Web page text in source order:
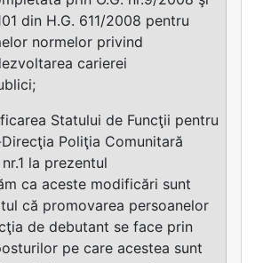
din H.G. 611/2008 pentru
normelor privind
carierei
Statului de Funcţii pentru
Poliţia Comunitară
la prezentul
ca aceste modificări sunt
că promovarea persoanelor
de debutant se face prin
pe care acestea sunt